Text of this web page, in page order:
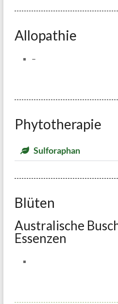
Allopathie
–
Phytotherapie
Sulforaphan
Blüten
Australische
Essenzen